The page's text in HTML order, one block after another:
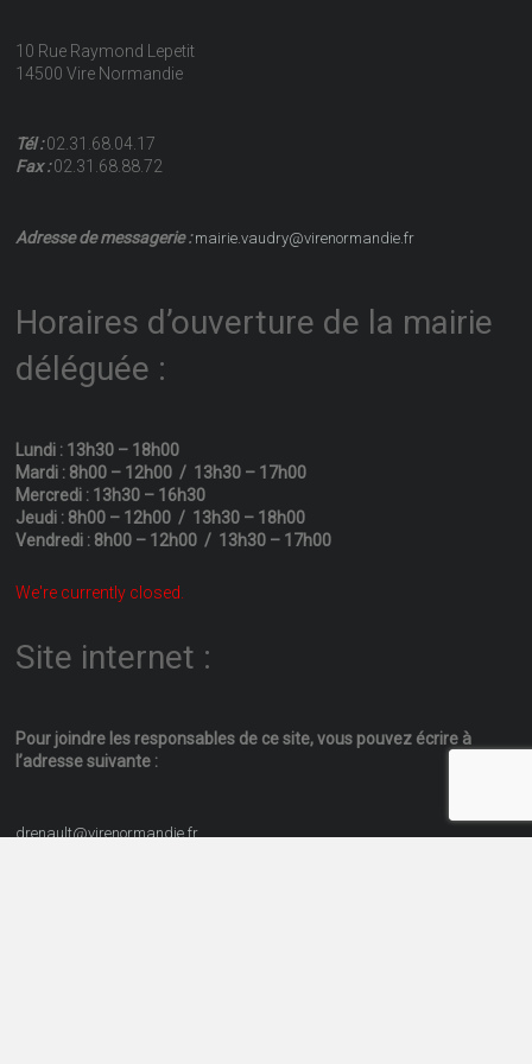
10 Rue Raymond Lepetit
14500 Vire Normandie
Tél :02.31.68.04.17
Fax :02.31.68.88.72
Adresse de messagerie :mairie.vaudry@virenormandie.fr
Horaires d’ouverture de la mairie
déléguée :
Lundi : 13h30 – 18h00
Mardi : 8h00 – 12h00 / 13h30 – 17h00
Mercredi : 13h30 – 16h30
Jeudi : 8h00 – 12h00 / 13h30 – 18h00
Vendredi : 8h00 – 12h00 / 13h30 – 17h00
We're currently closed.
Site internet :
Pour joindre les responsables de ce site, vous pouvez écrire à
l’adresse suivante :
drenault@virenormandie.fr